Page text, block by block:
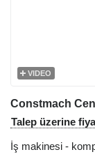
VIDEO
Constmach
Talep üzerine
İş makinesi -